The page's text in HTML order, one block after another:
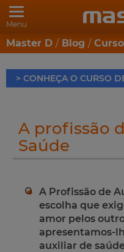
Menu
Master D Blog
> CONHEÇA O CURSO
A profissão
Saúde
A Profissão de
escolha que
amor pelos
apresentamos-
auxiliar de